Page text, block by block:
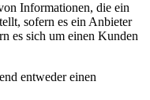
Informationen, die ein
sofern es ein Anbieter
es sich um einen Kunden
entweder einen